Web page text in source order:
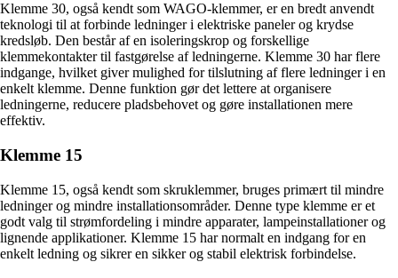
Klemme 30, også kendt som WAGO-klemmer, er en bredt anvendt
teknologi til at forbinde ledninger i elektriske paneler og krydse
kredsløb. Den består af en isoleringskrop og forskellige
klemmekontakter til fastgørelse af ledningerne. Klemme 30 har flere
indgange, hvilket giver mulighed for tilslutning af flere ledninger i en
enkelt klemme. Denne funktion gør det lettere at organisere
ledningerne, reducere pladsbehovet og gøre installationen mere
effektiv.
Klemme 15
Klemme 15, også kendt som skruklemmer, bruges primært til mindre
ledninger og mindre installationsområder. Denne type klemme er et
godt valg til strømfordeling i mindre apparater, lampeinstallationer og
lignende applikationer. Klemme 15 har normalt en indgang for en
enkelt ledning og sikrer en sikker og stabil elektrisk forbindelse.